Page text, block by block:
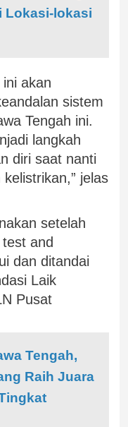
Lokasi-lokasi
akan
sistem
Tengah ini.
langkah
diri saat nanti
jelas
setelah
and
dan ditandai
Laik
Pusat
Tengah,
Raih Juara